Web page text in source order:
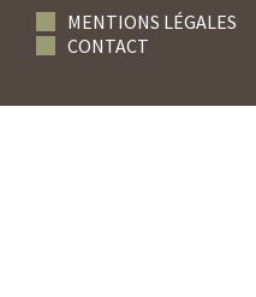
MENTIONS LÉGALES
CONTACT